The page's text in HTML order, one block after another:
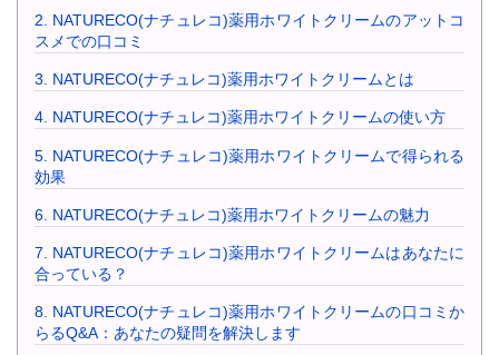
2.
NATURECO(ナチュレコ)薬用ホワイトクリームのアットコ
スメでの口コミ
3. NATURECO(ナチュレコ)薬用ホワイトクリームとは
4. NATURECO(ナチュレコ)薬用ホワイトクリームの使い方
5. NATURECO(ナチュレコ)薬用ホワイトクリームで得られる
効果
6. NATURECO(ナチュレコ)薬用ホワイトクリームの魅力
7.
NATURECO(ナチュレコ)薬用ホワイトクリームはあなたに
合っている？
8. NATURECO(ナチュレコ)薬用ホワイトクリームの口コミか
らるQ&A：あなたの疑問を解決します